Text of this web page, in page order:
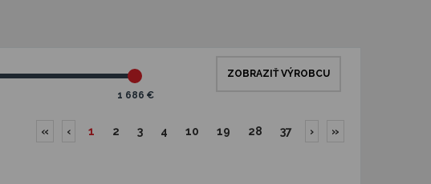
1 686 €
ZOBRAZIŤ VÝROBCU
« ‹ 1 2 3 4 10 19 28 37 › »